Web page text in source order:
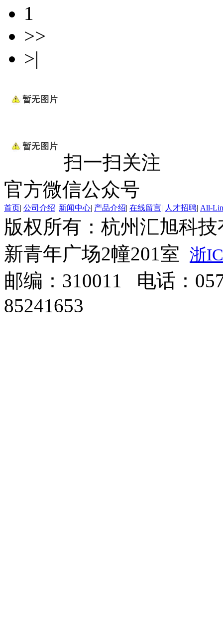
1
>>
>|
扫一扫关注
官方微信公众号
首页| 公司介绍| 新闻中心| 产品介绍| 在线留言| 人才招聘| All-
版权所有：杭州汇旭科
新青年广场2幢201室 浙
邮编：310011 电话：
85241653